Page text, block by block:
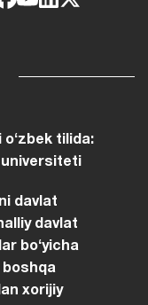
tilida:
davlat
davlat
boʻyicha
xorijiy